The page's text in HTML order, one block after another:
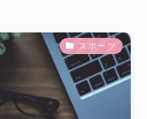
スポーツ